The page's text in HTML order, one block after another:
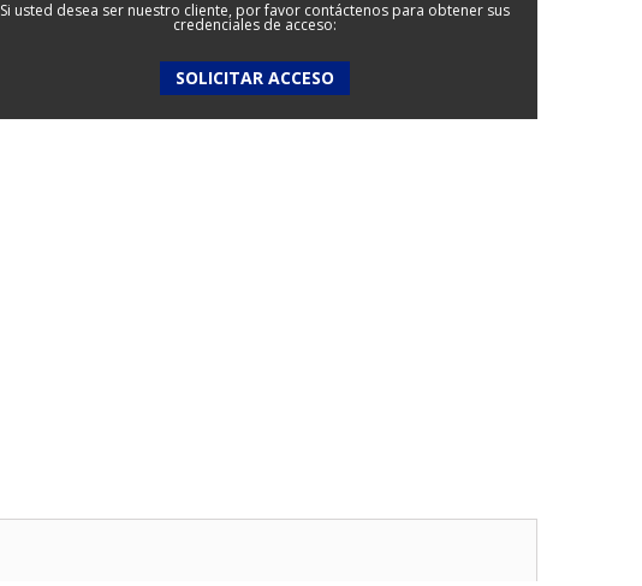
Si usted desea ser nuestro cliente, por favor contáctenos para obtener sus
credenciales de acceso:
SOLICITAR ACCESO